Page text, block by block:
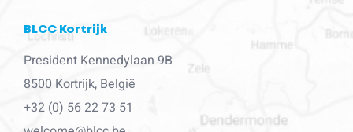
BLCC Kortrijk
President Kennedylaan 9B
8500 Kortrijk, België
+32 (0) 56 22 73 51